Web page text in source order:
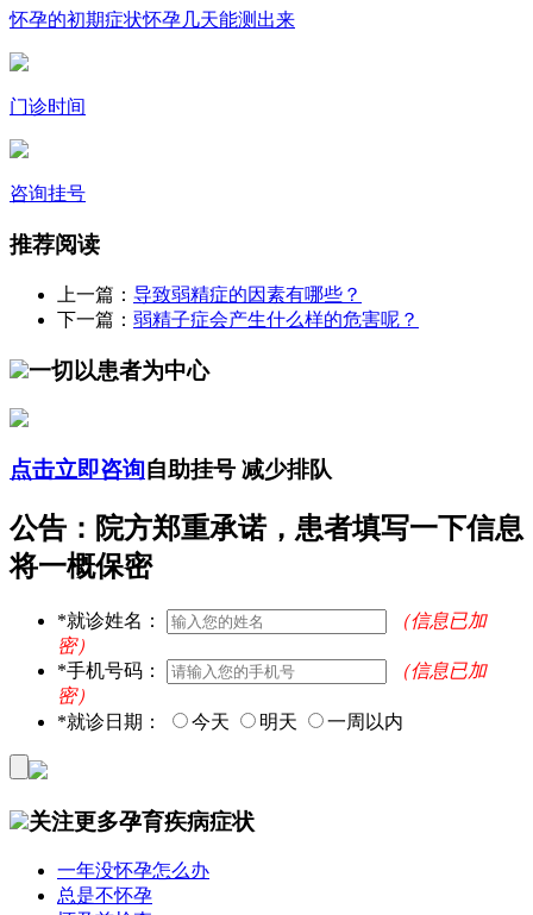
怀孕的初期症状怀孕几天能测出来
门诊时间
咨询挂号
推荐阅读
上一篇： 导致弱精症的因素有哪些？
下一篇： 弱精子症会产生什么样的危害呢？
一切以患者为中心
点击立即咨询自助挂号 减少排队
公告：院方郑重承诺，患者填写一下信息
将一概保密
*就诊姓名：
（信息已加
密）
*手机号码：
（信息已加
密）
*就诊日期： 今天 明天 一周以内
关注更多孕育疾病症状
一年没怀孕怎么办
总是不怀孕